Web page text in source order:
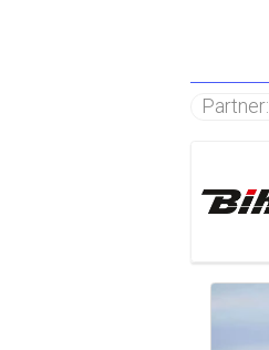
Partner: